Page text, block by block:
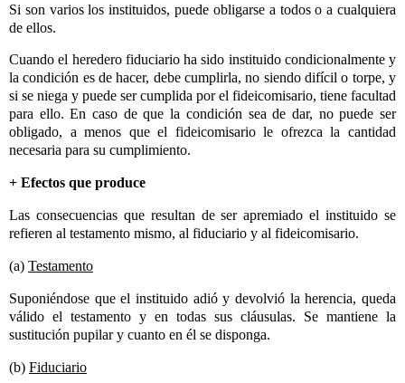
Si son varios los instituidos, puede obligarse a todos o a cualquiera
de ellos.
Cuando el heredero fiduciario ha sido instituido condicionalmente y
la condición es de hacer, debe cumplirla, no siendo difícil o torpe, y
si se niega y puede ser cumplida por el fideicomisario, tiene facultad
para ello. En caso de que la condición sea de dar, no puede ser
obligado, a menos que el fideicomisario le ofrezca la cantidad
necesaria para su cumplimiento.
+ Efectos que produce
Las consecuencias que resultan de ser apremiado el instituido se
refieren al testamento mismo, al fiduciario y al fideicomisario.
(a) Testamento
Suponiéndose que el instituido adió y devolvió la herencia, queda
válido el testamento y en todas sus cláusulas. Se mantiene la
sustitución pupilar y cuanto en él se disponga.
(b) Fiduciario